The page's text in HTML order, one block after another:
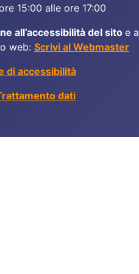
15:00 alle ore 17:00
all’accessibilità del sito e a
web: Scrivi al Webmaster
di accessibilità
dati